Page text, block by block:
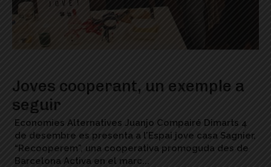
Joves cooperant, un exemple a
seguir
Economies Alternatives Juanjo Compairé Dimarts 4
de desembre es presenta a l’Espai jove casa Sagnier,
“Recooperem”, una cooperativa promoguda des de
Barcelona Activa en el marc...